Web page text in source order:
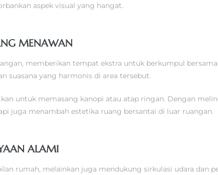
aspek visual yang hangat.
MENAWAN
memberikan tempat ekstra untuk berkumpul
suasana yang harmonis di area tersebut.
untuk memasang kanopi atau atap ringan. Dengan
juga menambah estetika ruang bersantai di luar ruangan.
ALAMI
rumah, melainkan juga mendukung sirkulasi udara dan